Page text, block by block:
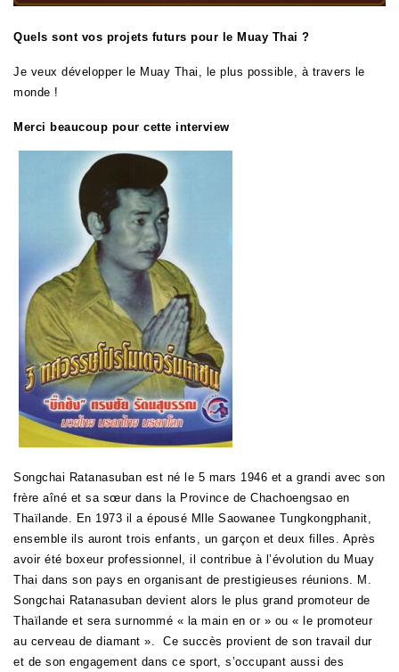
Quels sont vos projets futurs pour le Muay Thai ?
Je veux développer le Muay Thai, le plus possible, à travers le
monde !
Merci beaucoup pour cette interview
Songchai Ratanasuban est né le 5 mars 1946 et a grandi avec son
frère aîné et sa sœur dans la Province de Chachoengsao en
Thaïlande. En 1973 il a épousé Mlle Saowanee Tungkongphanit,
ensemble ils auront trois enfants, un garçon et deux filles. Après
avoir été boxeur professionnel, il contribue à l’évolution du Muay
Thai dans son pays en organisant de prestigieuses réunions. M.
Songchai Ratanasuban devient alors le plus grand promoteur de
Thaïlande et sera surnommé « la main en or » ou « le promoteur
au cerveau de diamant ». Ce succès provient de son travail dur
et de son engagement dans ce sport, s’occupant aussi des